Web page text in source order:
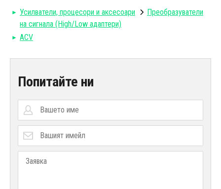
Усилватели, процесори и аксесоари
Преобразуватели
на сигнала (High/Low адаптери)
ACV
Попитайте ни